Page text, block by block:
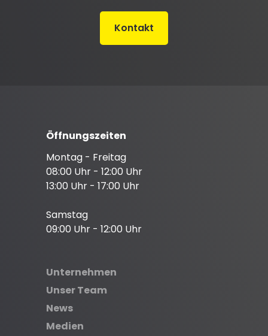
Kontakt
Öffnungszeiten
Montag - Freitag
08:00 Uhr - 12:00 Uhr
13:00 Uhr - 17:00 Uhr
Samstag
09:00 Uhr - 12:00 Uhr
Unternehmen
Unser Team
News
Medien